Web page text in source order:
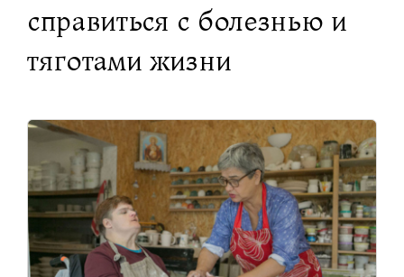
справиться с болезнью и
тяготами жизни